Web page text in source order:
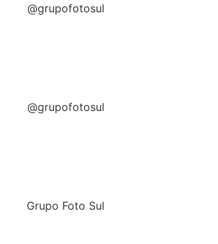
@grupofotosul
@grupofotosul
Grupo Foto Sul